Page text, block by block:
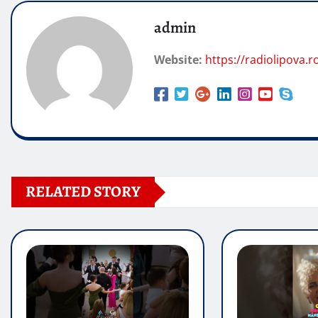
admin
Website: https://
RELATED STORY